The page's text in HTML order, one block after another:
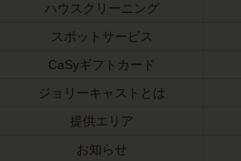
ハウスクリーニング
スポットサービス
CaSyギフトカード
ジョリーキャストとは
提供エリア
お知らせ